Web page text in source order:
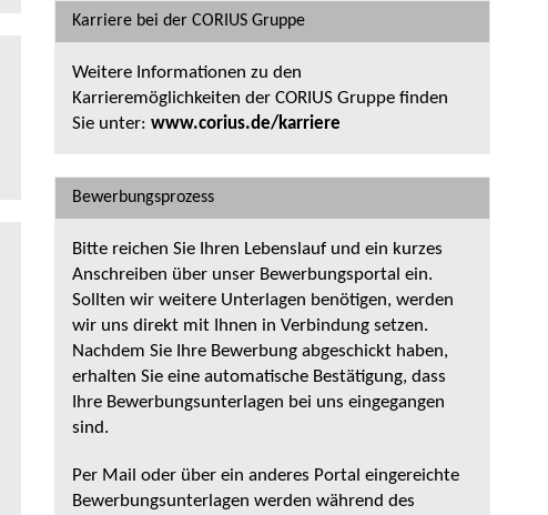
Karriere bei der CORIUS Gruppe
Weitere Informationen zu den
Karrieremöglichkeiten der CORIUS Gruppe finden
Sie unter: www.corius.de/karriere
Bewerbungsprozess
Bitte reichen Sie Ihren Lebenslauf und ein kurzes
Anschreiben über unser Bewerbungsportal ein.
Sollten wir weitere Unterlagen benötigen, werden
wir uns direkt mit Ihnen in Verbindung setzen.
Nachdem Sie Ihre Bewerbung abgeschickt haben,
erhalten Sie eine automatische Bestätigung, dass
Ihre Bewerbungsunterlagen bei uns eingegangen
sind.
Per Mail oder über ein anderes Portal eingereichte
Bewerbungsunterlagen werden während des